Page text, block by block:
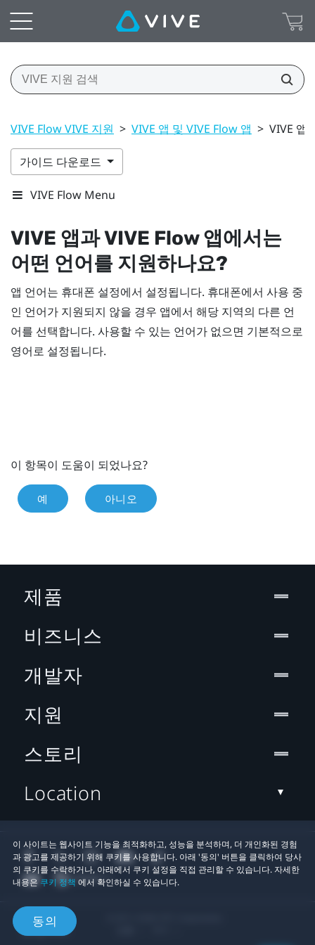
VIVE Flow VIVE 지원 > VIVE 앱 및 VIVE Flow 앱 > VIVE 앱
가이드 다운로드
VIVE Flow Menu
VIVE 앱 과VIVE Flow 앱 에서는
어떤 언어를 지원하나요?
앱 언어는 휴대폰 설정에서 설정됩니다. 휴대폰에서 사용 중
인 언어가 지원되지 않을 경우 앱에서 해당 지역의 다른 언
어를 선택합니다. 사용할 수 있는 언어가 없으면 기본적으로
영어로 설정됩니다.
이 항목이 도움이 되었나요?
예 아니오
이 사이트는 웹사이트 기능을 최적화하고, 성능을 분석하며, 더 개인화된 경험
과 광고를 제공하기 위해 쿠키를 사용합니다. 아래 '동의' 버튼을 클릭하여 당사
의 쿠키를 수락하거나, 아래에서 쿠키 설정을 직접 관리할 수 있습니다. 자세한
내용은 쿠키 정책 에서 확인하실 수 있습니다.
동의
제품
비즈니스
개발자
지원
스토리
Location